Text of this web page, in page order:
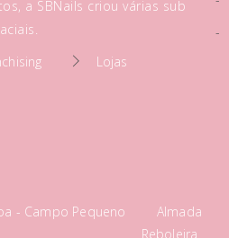
a SBNails criou várias sub
Lojas
-
- Campo Pequeno Almada
Reboleira